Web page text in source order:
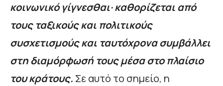
κοινωνικό γίγνεσθαι· καθορίζεται από
τους ταξικούς και πολιτικούς
συσχετισμούς και ταυτόχρονα συμβάλλει
στη διαμόρφωσή τους μέσα στο πλαίσιο
του κράτους. Σε αυτό το σημείο, η